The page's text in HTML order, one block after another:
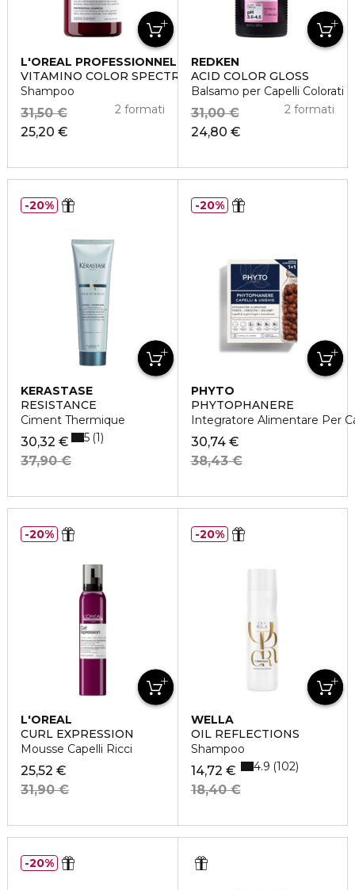
L'OREAL PROFESSIONNEL
VITAMINO COLOR SPECTRUM
Shampoo
25,20 €
31,50 € 2 formati
REDKEN
ACID COLOR GLOSS
Balsamo per Capelli Colorati
24,80 €
31,00 € 2 formati
KERASTASE
RESISTANCE
Ciment Thermique
30,32 €
37,90 €
5 1
20%
PHYTO
PHYTOPHANERE
Integratore Alimentare Per
30,74 €
38,43 €
20%
L'OREAL
PROFESSIONNEL
CURL EXPRESSION
Mousse Capelli Ricci
25,52 €
31,90 €
20%
WELLA
OIL REFLECTIONS
Shampoo
14,72 €
18,40 €
4.9 102
20%
20%